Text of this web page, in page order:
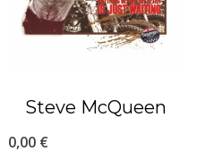
Steve McQueen
0,00 €